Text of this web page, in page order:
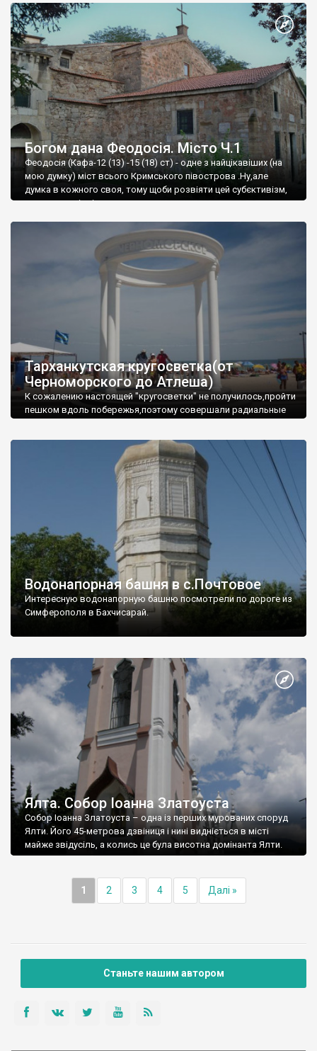
Богом дана Феодосія. Місто Ч.1
Феодосія (Кафа-12 (13) -15 (18) ст) - одне з найцікавіших (на
мою думку) міст всього Кримського півострова .Ну,але
думка в кожного своя, тому щоби розвіяти цей субєктивізм,
запрошую відвідати це
Тарханкутская кругосветка(от
Черноморского до Атлеша)
К сожалению настоящей "кругосветки" не получилось,пройти
пешком вдоль побережья,поэтому совершали радиальные
Водонапорная башня в с.Почтовое
Интересную водонапорную башню посмотрели по дороге из
Симферополя в Бахчисарай.
Ялта. Собор Іоанна Златоуста
Собор Іоанна Златоуста – одна із перших мурованих споруд
Ялти. Його 45-метрова дзвіниця і нині видніється в місті
майже звідусіль, а колись це була висотна домінанта Ялти.
1 2 3 4 5 Далі »
Станьте нашим автором